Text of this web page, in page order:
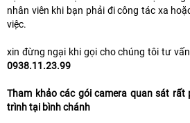
nhân viên khi bạn phải đi công tác xa
việc.
xin đừng ngại khi gọi cho chúng tôi tư
0938.11.23.99
Tham khảo các gói camera quan sát rất
trình tại bình chánh